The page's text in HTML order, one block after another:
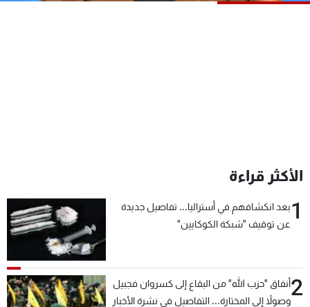
الأكثر قراءة
1بعد انكشافهم في أستراليا... تفاصيل جديدة
عن توقيف "شبكة الكوكايين"
2أنفاق "حزب الله" من البقاع إلى كسروان فجبيل
وصولاً إلى المختارة... التفاصيل في نشرة الأخبار
الترددات